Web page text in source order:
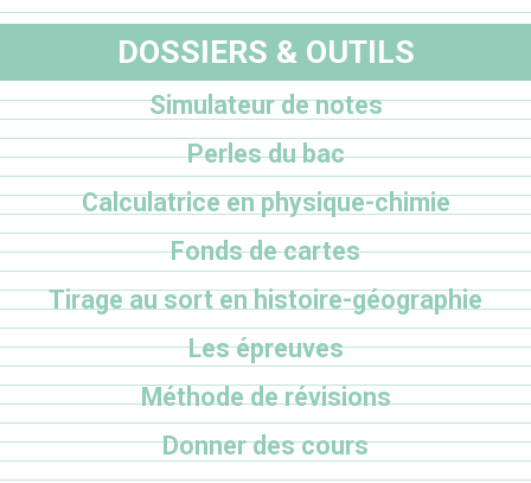
DOSSIERS & OUTILS
Simulateur de notes
Perles du bac
Calculatrice en physique-chimie
Fonds de cartes
Tirage au sort en histoire-géographie
Les épreuves
Méthode de révisions
Donner des cours